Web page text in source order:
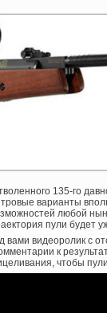
135-го
варианты
любой
пули будет
вами видеоролик с
к
чтобы